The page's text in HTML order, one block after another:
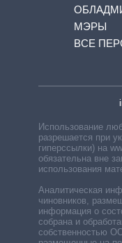
МЭРЫ
ВСЕ
Использование
разрешается при
гиперссылки) на
обязательна вне
использования
Аналитическая
чиновников,
информация о
собрана и
собственностью